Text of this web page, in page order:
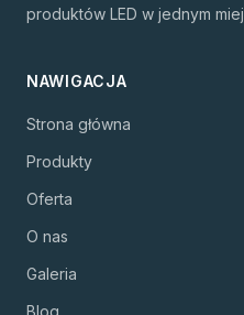
produktów LED w jednym
NAWIGACJA
Strona główna
Produkty
Oferta
O nas
Galeria
Blog